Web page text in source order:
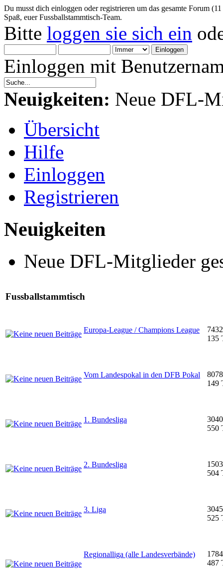
Du musst dich einloggen oder registrieren um das gesamte Forum
Spaß, euer Fussballstammtisch-Team.
Bitte loggen sie sich ein
Einloggen mit
Neuigkeiten: Neue DFL-
Übersicht
Hilfe
Einloggen
Registrieren
Neuigkeiten
Neue DFL-Mitglieder
Fussballstammtisch
Europa-League / Champions League
135
Vom Landespokal in den DFB Pokal
149
1. Bundesliga
550
2. Bundesliga
504
3. Liga
525
Regionalliga (alle Landesverbände)
487